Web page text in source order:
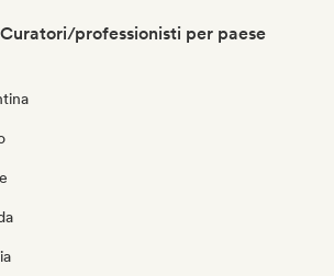
professionisti per paese